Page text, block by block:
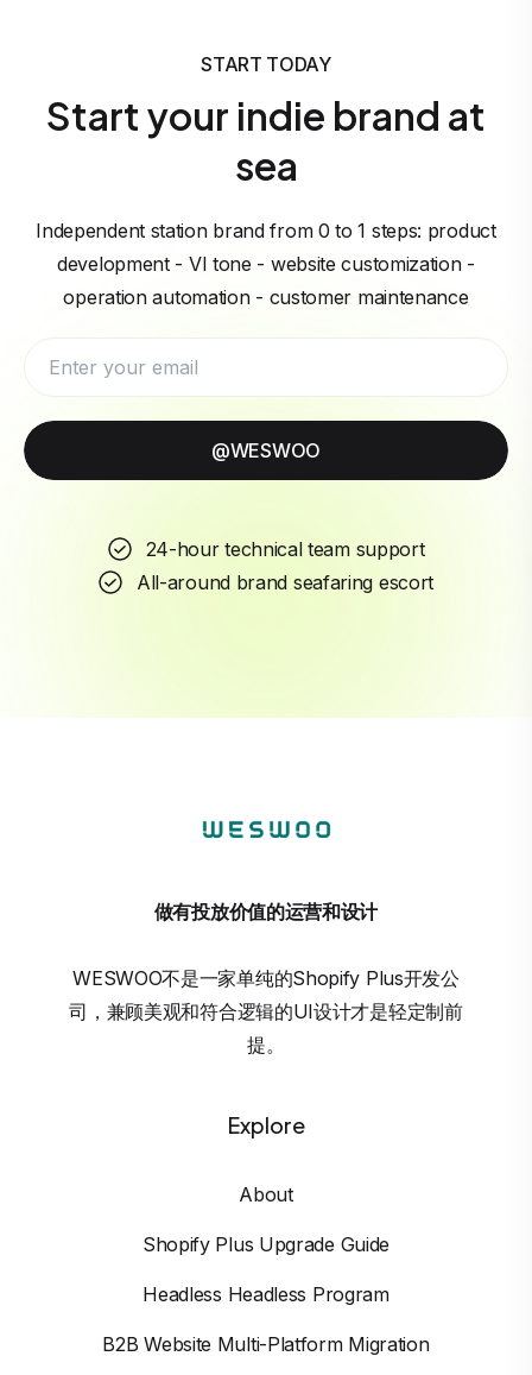
START TODAY
Start your indie brand at
sea
Independent station brand from 0 to 1 steps: product
development - VI tone - website customization -
operation automation - customer maintenance
@WESWOO
24-hour technical team support
All-around brand seafaring escort
做有投放价值的运营和设计
WESWOO不是一家单纯的Shopify Plus开发公
司，兼顾美观和符合逻辑的UI设计才是轻定制前
提。
Explore
About
Shopify Plus Upgrade Guide
Headless Headless Program
B2B Website Multi-Platform Migration